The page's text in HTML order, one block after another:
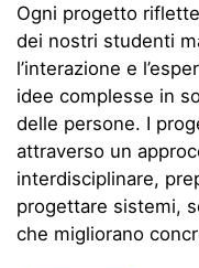
Ogni progetto
dei nostri studenti
l’interazione e
idee complesse in
delle persone. I
attraverso un
interdisciplinare,
progettare sistemi,
che migliorano